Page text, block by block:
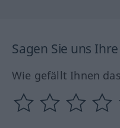
Sagen Sie uns
Wie gefällt Ihnen